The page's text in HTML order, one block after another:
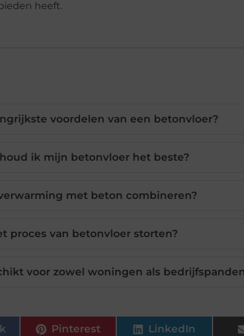
heeft.
voordelen van een betonvloer?
ik mijn betonvloer het beste?
met beton combineren?
proces van betonvloer storten?
voor zowel woningen als
Pinterest LinkedIn